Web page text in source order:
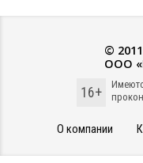
©
ООО
16+
О компании